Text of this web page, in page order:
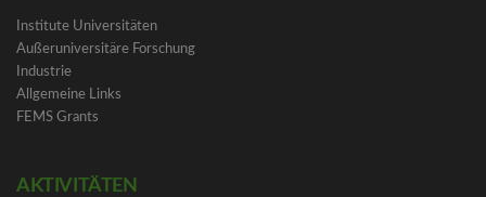
Institute Universitäten
Außeruniversitäre Forschung
Industrie
Allgemeine Links
FEMS Grants
AKTIVITÄTEN